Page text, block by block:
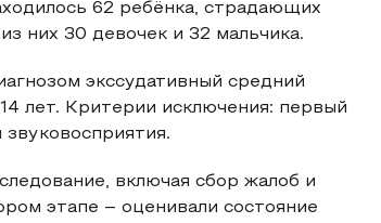
62 ребёнка, страдающих
них 30 девочек и 32 мальчика.
экссудативный средний
лет. Критерии исключения: первый
включая сбор жалоб и
этапе – оценивали состояние